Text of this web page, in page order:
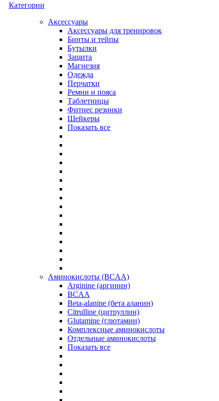
Категории
Аксессуары
Аксессуары для тренировок
Бинты и тейпы
Бутылки
Защита
Магнезия
Одежда
Перчатки
Ремни и пояса
Таблетницы
Фитнес резинки
Шейкеры
Показать все
Аминокислоты (BCAA)
Arginine (аргинин)
BCAA
Beta-alanine (бета аланин)
Citrulline (цитруллин)
Glutamine (глютамин)
Комплексные аминокислоты
Отдельные аминокислоты
Показать все